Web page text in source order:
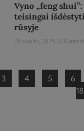
Vyno „feng
teisingai
rūsyje
28 spalio, 2025
3 4 5 6
18